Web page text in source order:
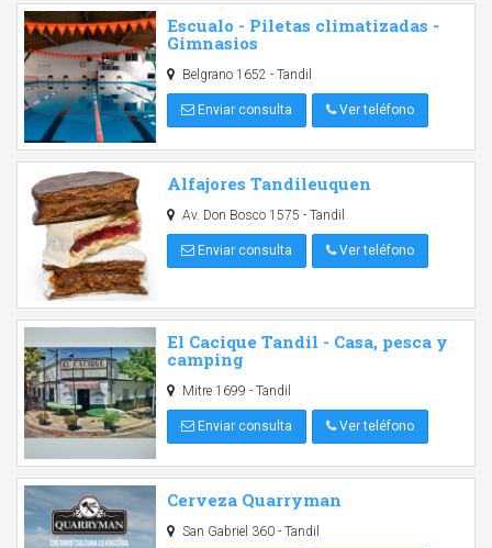
Escualo - Piletas climatizadas -
Gimnasios
Belgrano 1652 - Tandil
Enviar consulta Ver teléfono
Alfajores Tandileuquen
Av. Don Bosco 1575 - Tandil
Enviar consulta Ver teléfono
El Cacique Tandil - Casa, pesca y
camping
Mitre 1699 - Tandil
Enviar consulta Ver teléfono
Cerveza Quarryman
San Gabriel 360 - Tandil